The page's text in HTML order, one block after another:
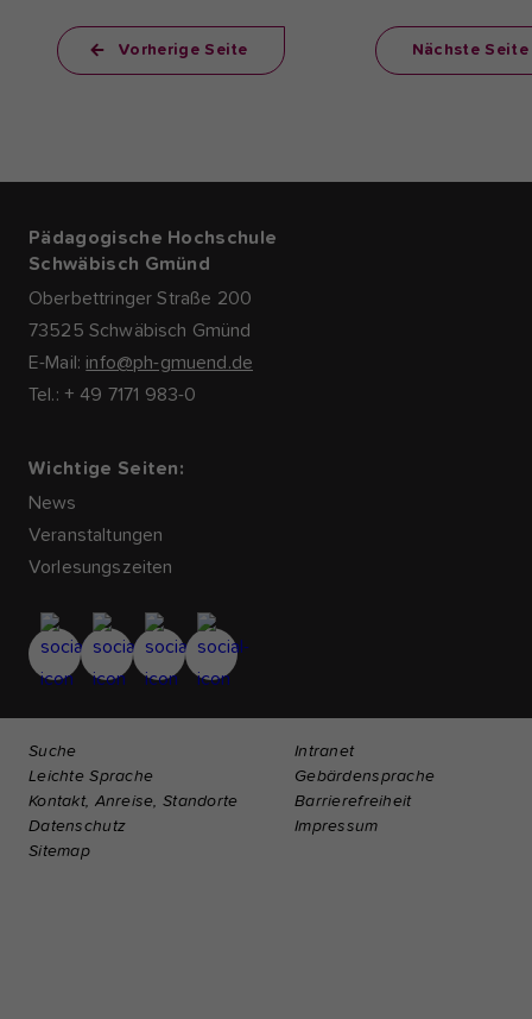
Vorherige Seite Nächste Seite
Pädagogische Hochschule
Schwäbisch Gmünd
Oberbettringer Straße 200
73525 Schwäbisch Gmünd
E-Mail: info@ph-gmuend.de
Tel.: + 49 7171 983-0
Wichtige Seiten:
News
Veranstaltungen
Vorlesungszeiten
Suche
Intranet
Leichte Sprache
Gebärdensprache
Kontakt, Anreise, Standorte
Barrierefreiheit
Datenschutz
Impressum
Sitemap